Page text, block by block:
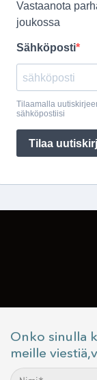
Onko sinulla
meille